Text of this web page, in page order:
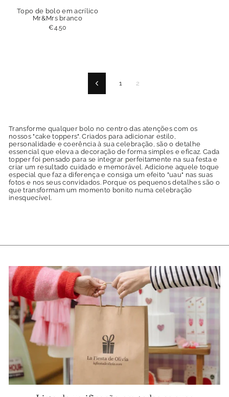
Topo de bolo em acrílico
Mr&Mrs branco
€4.50
Antigo 1 2
Transforme qualquer bolo no centro das atenções com os
nossos "cake toppers". Criados para adicionar estilo,
personalidade e coerência à sua celebração, são o detalhe
essencial que eleva a decoração de forma simples e eficaz. Cada
topper foi pensado para se integrar perfeitamente na sua festa e
criar um resultado cuidado e memorável. Adicione aquele toque
especial que faz a diferença e consiga um efeito "uau" nas suas
fotos e nos seus convidados. Porque os pequenos detalhes são o
que transformam um momento bonito numa celebração
inesquecível.